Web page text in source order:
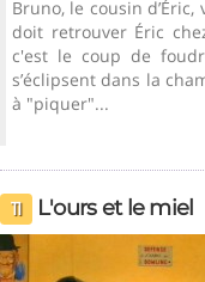
Bruno, le cousin
doit retrouver Éric
c'est le coup de
s’éclipsent dans la
à "piquer"...
11 L'ours et le miel